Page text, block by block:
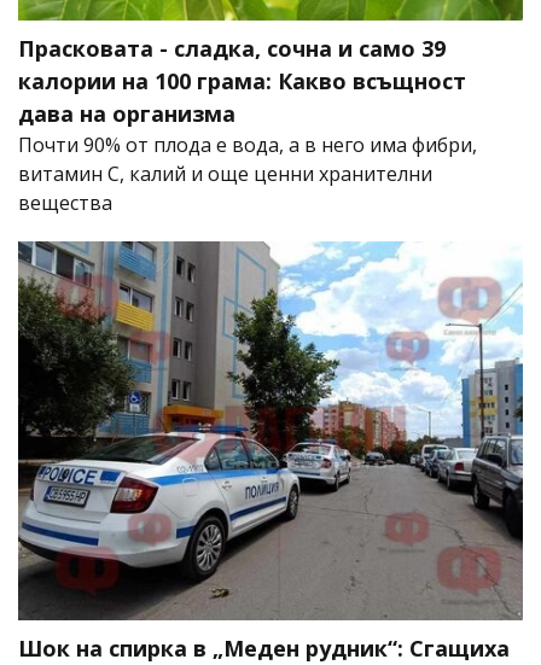
Прасковата - сладка, сочна и само 39
калории на 100 грама: Какво всъщност
дава на организма
Почти 90% от плода е вода, а в него има фибри,
витамин C, калий и още ценни хранителни
вещества
Шок на спирка в „Меден рудник“: Сгащиха